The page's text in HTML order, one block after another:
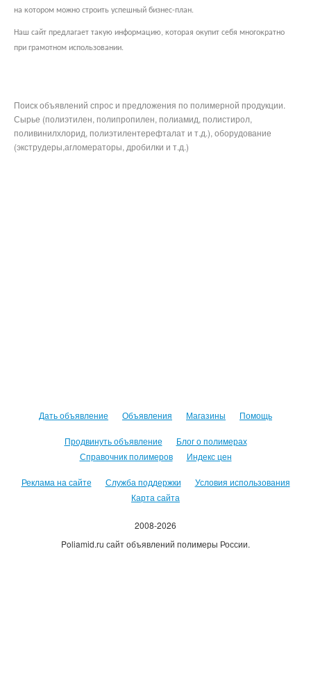
на котором можно строить успешный бизнес-план.
Наш сайт предлагает такую информацию, которая окупит себя многократно
при грамотном использовании.
Поиск объявлений спрос и предложения по полимерной продукции.
Сырье (полиэтилен, полипропилен, полиамид, полистирол,
поливинилхлорид, полиэтилентерефталат и т.д.), оборудование
(экструдеры,агломераторы, дробилки и т.д.)
Дать объявление Объявления Магазины Помощь
Продвинуть объявление
Блог о полимерах
Справочник полимеров
Индекс цен
Реклама на сайте Служба поддержки
Условия использования
Карта сайта
2008-2026
Poliamid.ru сайт объявлений полимеры России.